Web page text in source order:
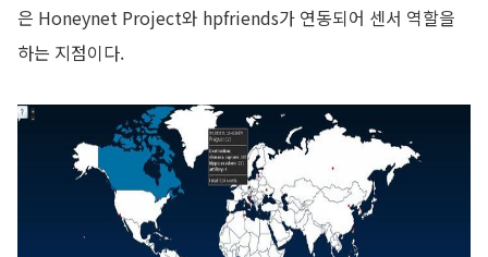
은 Honeynet Project와 hpfriends가 연동되어 센서 역할을
하는 지점이다.